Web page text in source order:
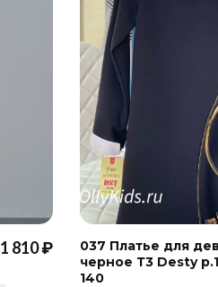
1 810 ₽
037 Платье для
черное Т3 Desty
140